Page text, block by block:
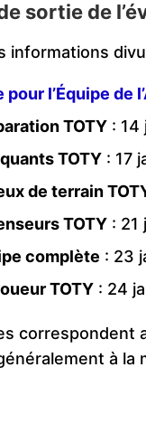
sortie de
informations
pour l’Équipe de
TOTY : 14
TOTY : 17
de terrain
TOTY : 21
complète : 23
TOTY : 24
correspondent
à la